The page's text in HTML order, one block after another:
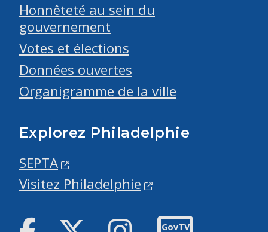
Honnêteté au sein du
gouvernement
Votes et élections
Données ouvertes
Organigramme de la ville
Explorez Philadelphie
SEPTA
Visitez Philadelphie
Facebook Twitter Instagram
GovTV